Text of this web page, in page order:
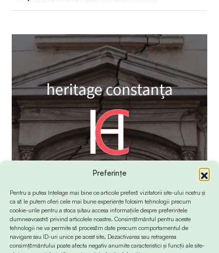
Preferințe
Pentru a putea înțelege mai bine ce articole preferă vizitatorii site-ului nostru și
ca să le putem oferi cele mai bune experiențe folosim tehnologii precum
cookie-urile pentru a stoca și/sau accesa informațiile despre preferințele
dumneavoastră privind articolele noastre. Consimțământul pentru aceste
tehnologii ne va permite să procesăm date precum comportamentul de
navigare sau ID-uri unice pe acest site. Dezactivarea sau retragerea
consimțământului poate afecta negativ anumite caracteristici și funcții ale site-